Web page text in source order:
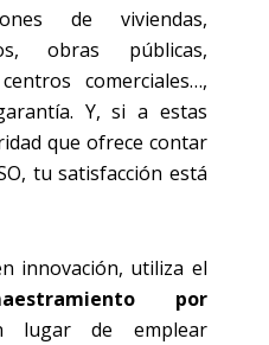
de viviendas,
obras públicas,
comerciales…,
Y, si a estas
que ofrece contar
tu satisfacción está
innovación, utiliza el
por
lugar de emplear